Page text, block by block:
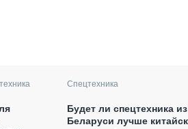
Спецтехника
Будет ли спецтехника из
Беларуси лучше